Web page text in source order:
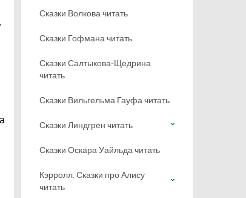
Сказки Волкова читать
Сказки Гофмана читать
Сказки Салтыкова-Щедрина
читать
Сказки Вильгельма Гауфа читать
Сказки Линдгрен читать
Сказки Оскара Уайльда читать
Кэрролл. Сказки про Алису
читать